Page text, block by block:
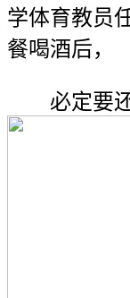
学体育教员
餐喝酒后，
必定要还